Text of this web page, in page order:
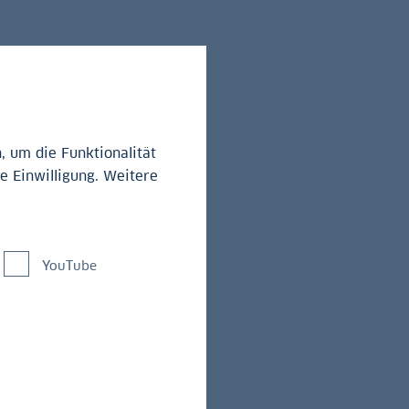
um die Funktionalität
Einwilligung. Weitere
YouTube